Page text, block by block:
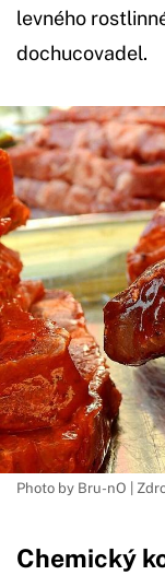
levného
dochucovadel.
Photo by Bru-nO |
Chemický